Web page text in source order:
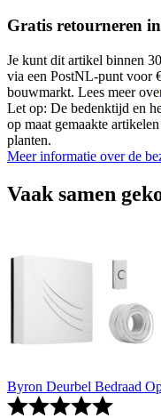
Gratis retourneren
Je kunt dit artikel binnen
via een PostNL-punt voor
bouwmarkt. Lees meer
Let op: De bedenktijd en
op maat gemaakte
planten.
Meer informatie over de
Vaak samen
Byron Deurbel Bedraad